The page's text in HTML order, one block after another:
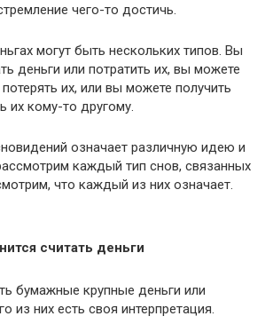
чего-то достичь.
могут быть нескольких типов. Вы
деньги или потратить их, вы можете
их, или вы можете получить
их кому-то другому.
означает различную идею и
каждый тип снов, связанных
что каждый из них означает.
считать деньги
бумажные крупные деньги или
из них есть своя интерпретация.